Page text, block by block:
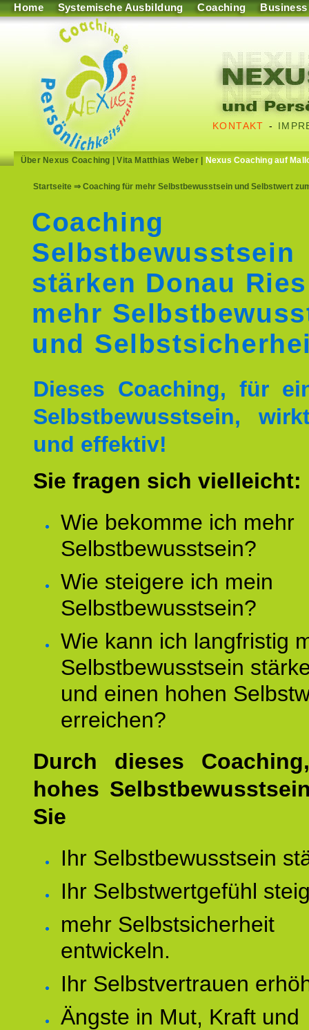
Home Systemische Ausbildung Coaching Business
KONTAKT -
Über Nexus Coaching |Vita Matthias Weber| Nexus Coaching auf
Startseite ⇒ Coaching für mehr Selbstbewusstsein und Selbstwert
Coaching
Selbstbewusstsein
stärken Donau
mehr
und
Dieses Coaching, für
Selbstbewusstsein,
und effektiv!
Sie fragen sich vielleicht:
Wie bekomme ich mehr
Selbstbewusstsein?
Wie steigere ich mein
Selbstbewusstsein?
Wie kann ich langfristig
Selbstbewusstsein
und einen hohen
erreichen?
Durch dieses
hohes
Sie
Ihr Selbstbewusstsein
Ihr Selbstwertgefühl
mehr Selbstsicherheit
entwickeln.
Ihr Selbstvertrauen
Ängste in Mut, Kraft und